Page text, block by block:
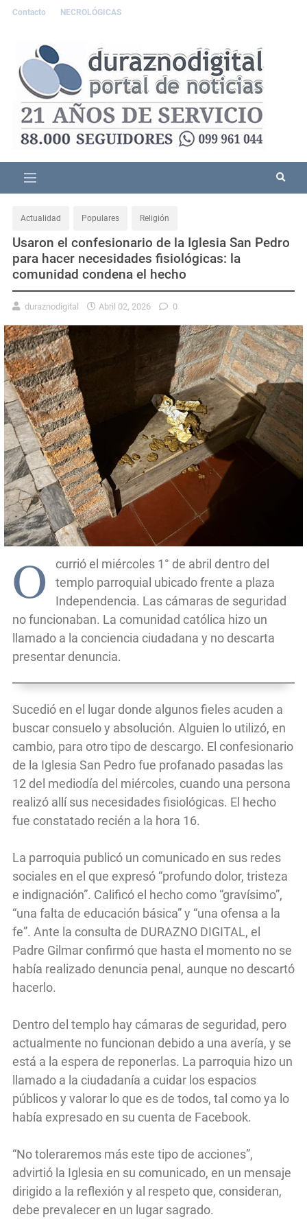
Contacto NECROLÓGICAS
Actualidad Populares Religión
Usaron el confesionario de la Iglesia San Pedro
para hacer necesidades fisiológicas: la
comunidad condena el hecho
duraznodigital Abril 02, 2026 0
O
currió el miércoles 1° de abril dentro del
templo parroquial ubicado frente a plaza
Independencia. Las cámaras de seguridad
no funcionaban. La comunidad católica hizo un
llamado a la conciencia ciudadana y no descarta
presentar denuncia.
Sucedió en el lugar donde algunos fieles acuden a
buscar consuelo y absolución. Alguien lo utilizó, en
cambio, para otro tipo de descargo. El confesionario
de la Iglesia San Pedro fue profanado pasadas las
12 del mediodía del miércoles, cuando una persona
realizó allí sus necesidades fisiológicas. El hecho
fue constatado recién a la hora 16.
La parroquia publicó un comunicado en sus redes
sociales en el que expresó “profundo dolor, tristeza
e indignación”. Calificó el hecho como “gravísimo”,
“una falta de educación básica” y “una ofensa a la
fe”. Ante la consulta de DURAZNO DIGITAL, el
Padre Gilmar confirmó que hasta el momento no se
había realizado denuncia penal, aunque no descartó
hacerlo.
Dentro del templo hay cámaras de seguridad, pero
actualmente no funcionan debido a una avería, y se
está a la espera de reponerlas. La parroquia hizo un
llamado a la ciudadanía a cuidar los espacios
públicos y valorar lo que es de todos, tal como ya lo
había expresado en su cuenta de Facebook.
“No toleraremos más este tipo de acciones”,
advirtió la Iglesia en su comunicado, en un mensaje
dirigido a la reflexión y al respeto que, consideran,
debe prevalecer en un lugar sagrado.